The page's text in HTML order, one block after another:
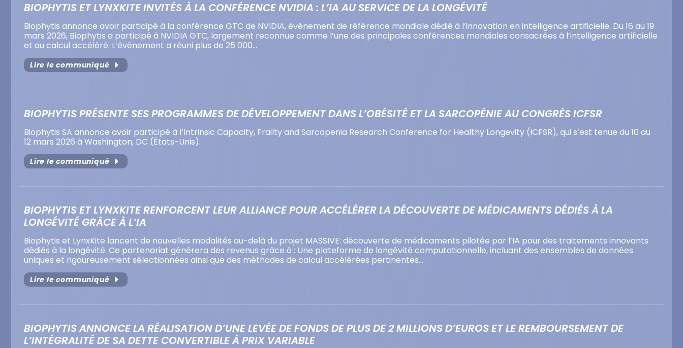
BIOPHYTIS ET LYNXKITE INVITÉS À LA CONFÉRENCE NVIDIA : L’IA AU SERVICE DE LA LONGÉVITÉ
Biophytis annonce avoir participé à la conférence GTC de NVIDIA, événement de référence mondiale dédié à l’innovation en intelligence artificielle. Du 16 au 19
mars 2026, Biophytis a participé à NVIDIA GTC, largement reconnue comme l’une des principales conférences mondiales consacrées à l’intelligence artificielle
et au calcul accéléré. L’événement a réuni plus de 25 000…
Lire le communiqué
BIOPHYTIS PRÉSENTE SES PROGRAMMES DE DÉVELOPPEMENT DANS L’OBÉSITÉ ET LA SARCOPÉNIE AU CONGRÈS ICFSR
Biophytis SA annonce avoir participé à l’Intrinsic Capacity, Frailty and Sarcopenia Research Conference for Healthy Longevity (ICFSR), qui s’est tenue du 10 au
12 mars 2026 à Washington, DC (États-Unis).
Lire le communiqué
BIOPHYTIS ET LYNXKITE RENFORCENT LEUR ALLIANCE POUR ACCÉLÉRER LA DÉCOUVERTE DE MÉDICAMENTS DÉDIÉS À LA
LONGÉVITÉ GRÂCE À L’IA
Biophytis et LynxKite lancent de nouvelles modalités au-delà du projet MASSIVE: découverte de médicaments pilotée par l’IA pour des traitements innovants
dédiés à la longévité. Ce partenariat générera des revenus grâce à : Une plateforme de longévité computationnelle, incluant des ensembles de données
uniques et rigoureusement sélectionnées ainsi que des méthodes de calcul accélérées pertinentes…
Lire le communiqué
BIOPHYTIS ANNONCE LA RÉALISATION D’UNE LEVÉE DE FONDS DE PLUS DE 2 MILLIONS D’EUROS ET LE REMBOURSEMENT DE
L’INTÉGRALITÉ DE SA DETTE CONVERTIBLE À PRIX VARIABLE